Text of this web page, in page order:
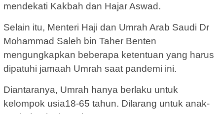
mendekati Kakbah dan Hajar Aswad.
Selain itu, Menteri Haji dan Umrah Arab Saudi Dr
Mohammad Saleh bin Taher Benten
mengungkapkan beberapa ketentuan yang harus
dipatuhi jamaah Umrah saat pandemi ini.
Diantaranya, Umrah hanya berlaku untuk
kelompok usia18-65 tahun. Dilarang untuk anak-